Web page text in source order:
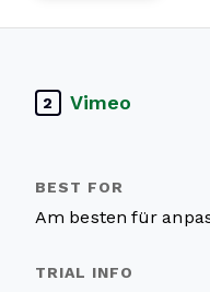
2 Vimeo
Am besten für